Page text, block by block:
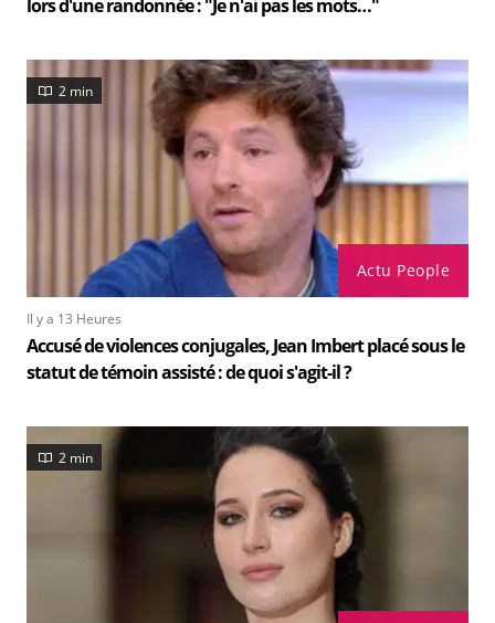
lors d'une randonnée : "Je n'ai pas les mots…"
Actu People
2 min
Il y a 13 Heures
Accusé de violences conjugales, Jean Imbert placé sous le
statut de témoin assisté : de quoi s'agit-il ?
2 min